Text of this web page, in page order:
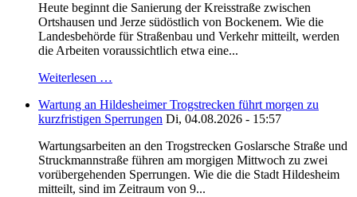
Heute beginnt die Sanierung der Kreisstraße zwischen
Ortshausen und Jerze südöstlich von Bockenem. Wie die
Landesbehörde für Straßenbau und Verkehr mitteilt, werden
die Arbeiten voraussichtlich etwa eine...
Weiterlesen …
Wartung an Hildesheimer Trogstrecken führt morgen zu
kurzfristigen Sperrungen Di, 04.08.2026 - 15:57
Wartungsarbeiten an den Trogstrecken Goslarsche Straße und
Struckmannstraße führen am morgigen Mittwoch zu zwei
vorübergehenden Sperrungen. Wie die die Stadt Hildesheim
mitteilt, sind im Zeitraum von 9...